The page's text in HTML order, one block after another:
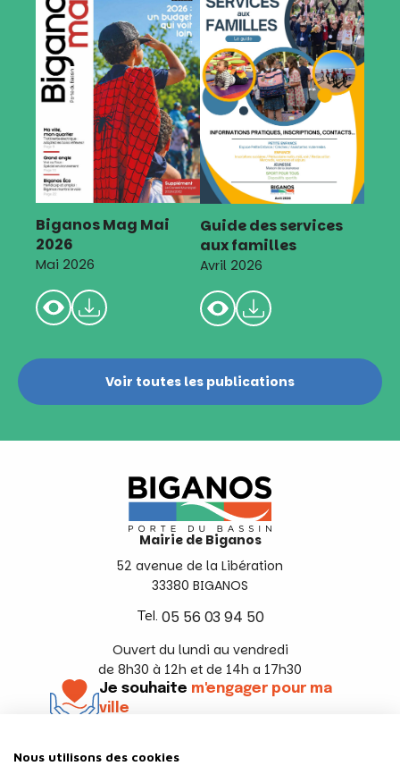
Biganos Mag Mai
2026
Mai 2026
Guide des services
aux familles
Avril 2026
Voir toutes les publications
Mairie de Biganos
52 avenue de la Libération
33380 BIGANOS
Tel. 05 56 03 94 50
Ouvert du lundi au vendredi
de 8h30 à 12h et de 14h a 17h30
Je souhaite m'engager pour ma
ville
Nous utilisons des cookies